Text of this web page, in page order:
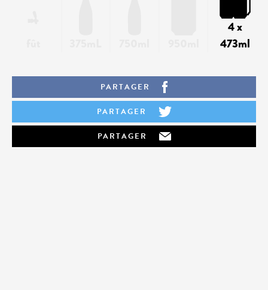
4 x
473ml
PARTAGER
PARTAGER
PARTAGER